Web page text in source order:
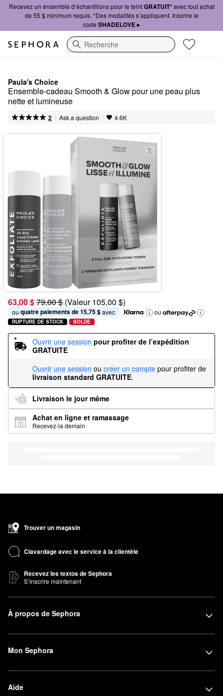
Recevez un ensemble d’échantillons pour le teintGRATUIT*avec tout achat
de 55 $ minimum requis. *Des modalités s’appliquent. Inscrire le
code SHADELOVE ▸
Recherche
Paula's Choice
Ensemble-cadeau Smooth & Glow pour une peau plus
nette et lumineuse
2 | Ask a question | 4.6K
63,00 $79,00 $ (Valeur 105,00 $)
ou quatre paiements de 15,75 $ avec ou
RUPTURE DE STOCK SOLDE
Ouvrir une session pour profiter de l’expédition
GRATUITE
Ouvrir une session ou créer un compte pour profiter de
livraison standard GRATUITE.
Livraison le jour même
Achat en ligne et ramassage
Recevez-la demain
Trouver un magasin
Clavardage avec le service à la clientèle
Recevez les textos de Sephora
S’inscrire maintenant
À propos de Sephora
Mon Sephora
Aide